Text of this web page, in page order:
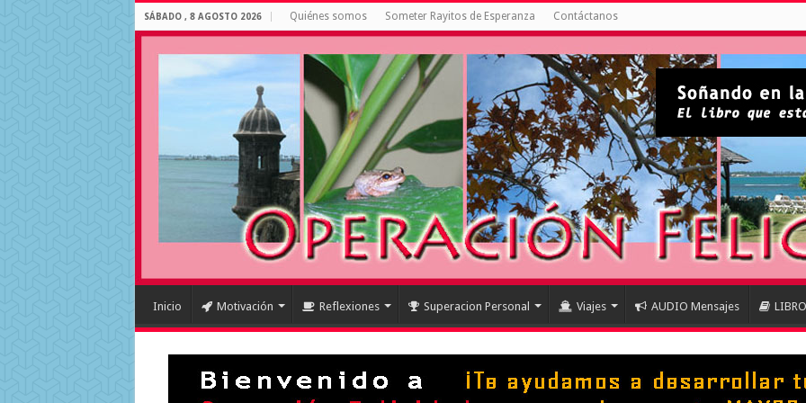
SÁBADO , 8 AGOSTO 2026 Quiénes somos Someter Rayitos de Esperanza Contáctanos
Inicio Motivación Reflexiones Superacion Personal Viajes AUDIO Mensajes